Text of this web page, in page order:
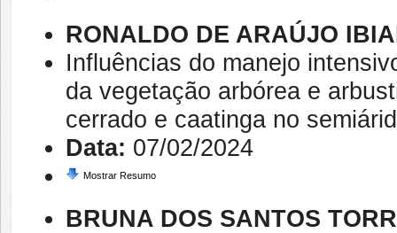
RONALDO DE ARAÚJO
Influências do manejo
da vegetação arbórea e
cerrado e caatinga no
Data: 07/02/2024
Mostrar Resumo
BRUNA DOS SANTOS